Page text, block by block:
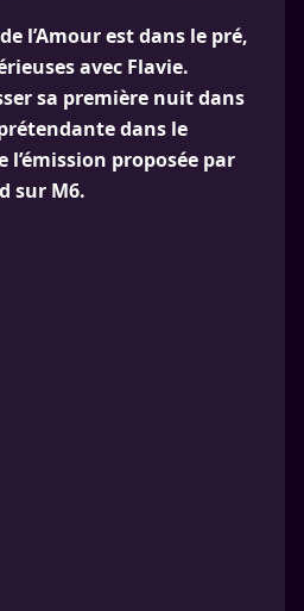
l’Amour est dans le pré,
avec Flavie.
sa première nuit dans
dans le
l’émission proposée par
sur M6.